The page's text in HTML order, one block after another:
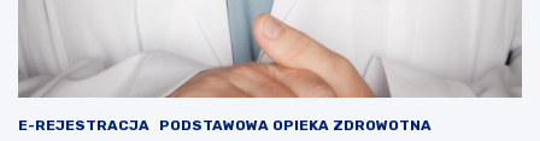
E-REJESTRACJA PODSTAWOWA OPIEKA ZDROWOTNA